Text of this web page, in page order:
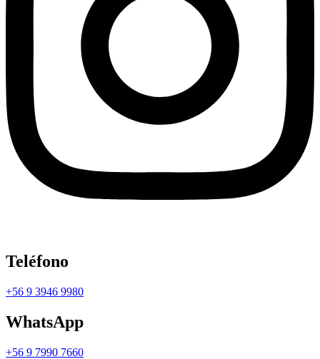
Teléfono
+56 9 3946 9980
WhatsApp
+56 9 7990 7660